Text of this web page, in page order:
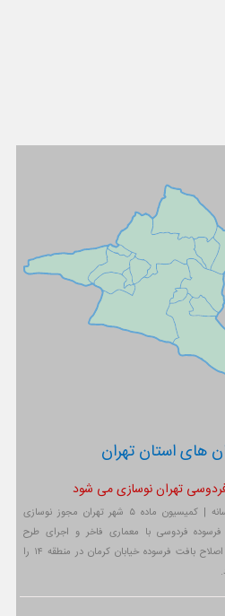
های استان تهران
تهران نوسازی می شود
تهران رسانه | کمیسیون ماده ۵ شهر تهران مجوز نوسازی
فرسوده فردوسی با معماری فاخر و اجرای طرح
موضعی اصلاح بافت فرسوده خیابان کرمان در منطقه ۱۴ را